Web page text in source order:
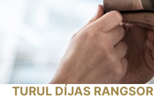
TURUL DÍJAS RANGSOR